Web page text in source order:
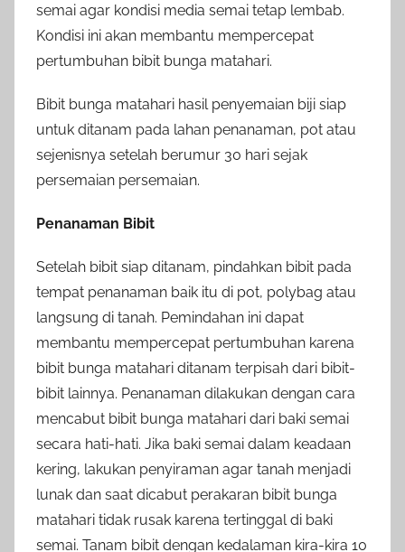
semai agar kondisi media semai tetap lembab.
Kondisi ini akan membantu mempercepat
pertumbuhan bibit bunga matahari.
Bibit bunga matahari hasil penyemaian biji siap
untuk ditanam pada lahan penanaman, pot atau
sejenisnya setelah berumur 30 hari sejak
persemaian persemaian.
Penanaman Bibit
Setelah bibit siap ditanam, pindahkan bibit pada
tempat penanaman baik itu di pot, polybag atau
langsung di tanah. Pemindahan ini dapat
membantu mempercepat pertumbuhan karena
bibit bunga matahari ditanam terpisah dari bibit-
bibit lainnya. Penanaman dilakukan dengan cara
mencabut bibit bunga matahari dari baki semai
secara hati-hati. Jika baki semai dalam keadaan
kering, lakukan penyiraman agar tanah menjadi
lunak dan saat dicabut perakaran bibit bunga
matahari tidak rusak karena tertinggal di baki
semai. Tanam bibit dengan kedalaman kira-kira 10